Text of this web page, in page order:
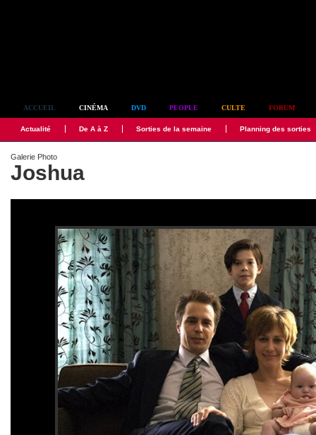
ACCUEIL CINÉMA DVD PEOPLE CULTE FORUM
Actualité De A à Z Sorties de la semaine Planning des sorties
Galerie Photo
Joshua